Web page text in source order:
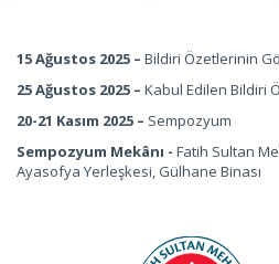
15 Ağustos 2025 – Bildiri Özetlerinin
25 Ağustos 2025 – Kabul Edilen Bildiri
20-21 Kasım 2025 – Sempozyum
Sempozyum Mekânı - Fatih Sultan
Ayasofya Yerleşkesi, Gülhane Binası